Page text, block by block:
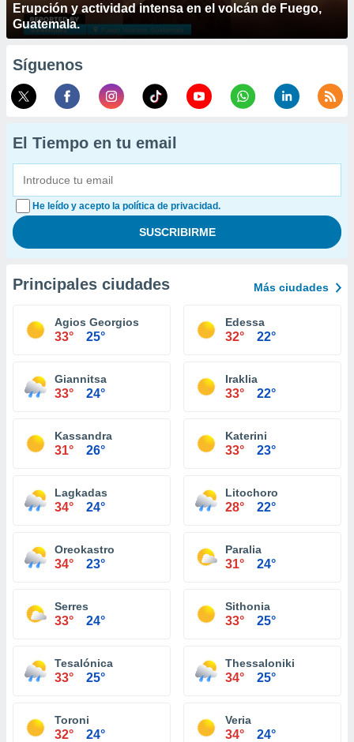
Erupción y actividad intensa en el volcán de Fuego,
Guatemala.
Síguenos
El Tiempo en tu email
He leído y acepto la política de privacidad.
Principales ciudades Más ciudades
Agios Georgios
33° 25°
Edessa
32° 22°
Giannitsa
33° 24°
Iraklia
33° 22°
Kassandra
31° 26°
Katerini
33° 23°
Lagkadas
34° 24°
Litochoro
28° 22°
Oreokastro
34° 23°
Paralia
31° 24°
Serres
33° 24°
Sithonia
33° 25°
Tesalónica
33° 25°
Thessaloniki
34° 25°
Toroni
32° 24°
Veria
34° 24°